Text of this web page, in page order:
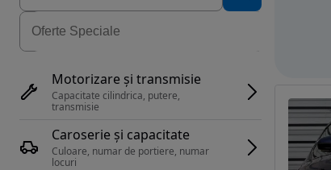
Motorizare și transmisie
Capacitate cilindrica, putere,
transmisie
Caroserie și capacitate
Culoare, numar de portiere, numar
locuri